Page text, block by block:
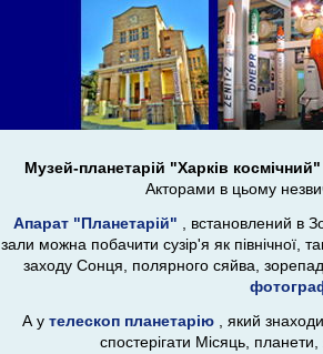
Музей-планетарій "Харків космічний"
Акторами в цьому
Апарат "Планетарій" , встановлений в
зали можна побачити сузір'я як північної,
заходу Сонця, полярного сяйва,
А у телескоп планетарію , який
спостерігати Місяць,